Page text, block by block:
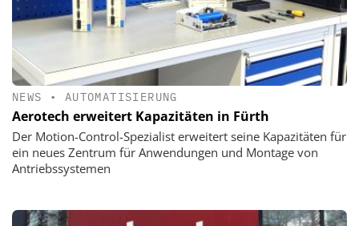
NEWS • AUTOMATISIERUNG
Aerotech erweitert Kapazitäten in Fürth
Der Motion-Control-Spezialist erweitert seine Kapazitäten für
ein neues Zentrum für Anwendungen und Montage von
Antriebssystemen